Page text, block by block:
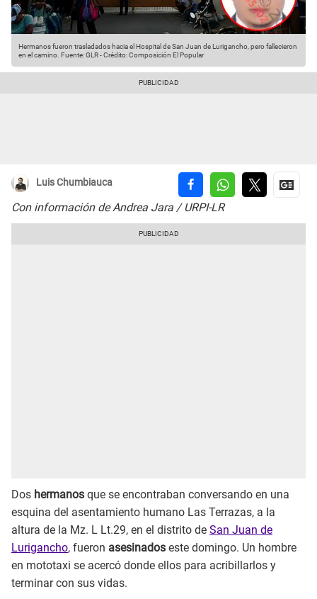
Hermanos fueron trasladados hacia el Hospital de San Juan de Lurigancho, pero fallecieron
en el camino. Fuente: GLR-Crédito: Composición El Popular
Luis Chumbiauca
Con información de Andrea Jara / URPI-LR
Dos hermanos que se encontraban conversando en una
esquina del asentamiento humano Las Terrazas, a la
altura de la Mz. L Lt.29, en el distrito de San Juan de
Lurigancho, fueron asesinados este domingo. Un hombre
en mototaxi se acercó donde ellos para acribillarlos y
terminar con sus vidas.